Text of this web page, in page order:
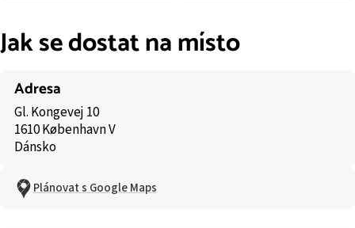
Jak se dostat na místo
Adresa
Gl. Kongevej 10
1610 København V
Dánsko
Plánovat s Google Maps